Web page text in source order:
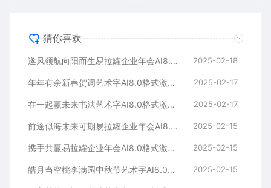
猜你喜欢
遂风领航向阳而生易拉罐企业年会AI8.0格式激光打标文件通用矢量图 2025-02-18
年年有余新春贺词艺术字AI8.0格式激光打标文件通用矢量图 2025-02-17
在一起赢未来书法艺术字AI8.0格式激光打标文件通用矢量图 2025-02-17
前途似海未来可期易拉罐企业年会AI8.0格式激光打标文件通用矢量图 2025-02-15
携手共赢易拉罐企业年会AI8.0格式激光打标文件通用矢量图 2025-02-15
皓月当空桃李满园中秋节艺术字AI8.0格式激光打标文件通用矢量图 2025-02-15